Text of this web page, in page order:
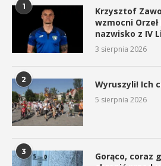
1
Krzysztof
wzmocni
nazwisko z IV
3 sierpnia 2026
2 Wyruszyli! Ich
5 sierpnia 2026
3
Gorąco, coraz